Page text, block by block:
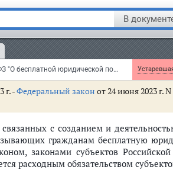
В
Федеральный закон от 21 ноября 2011 г. N 324-ФЗ "О бесплатной юридической помощи в Российской Федерации" (с изменениями и дополнениями)
государственной власти
власти субъектов
ассигнований из
законодательством
юридической помощи за
самостоятельно.
г. -Федеральный закон от 24 июня 2023 г.
с созданием и
гражданам бесплатную
законами субъектов
расходным обязательством